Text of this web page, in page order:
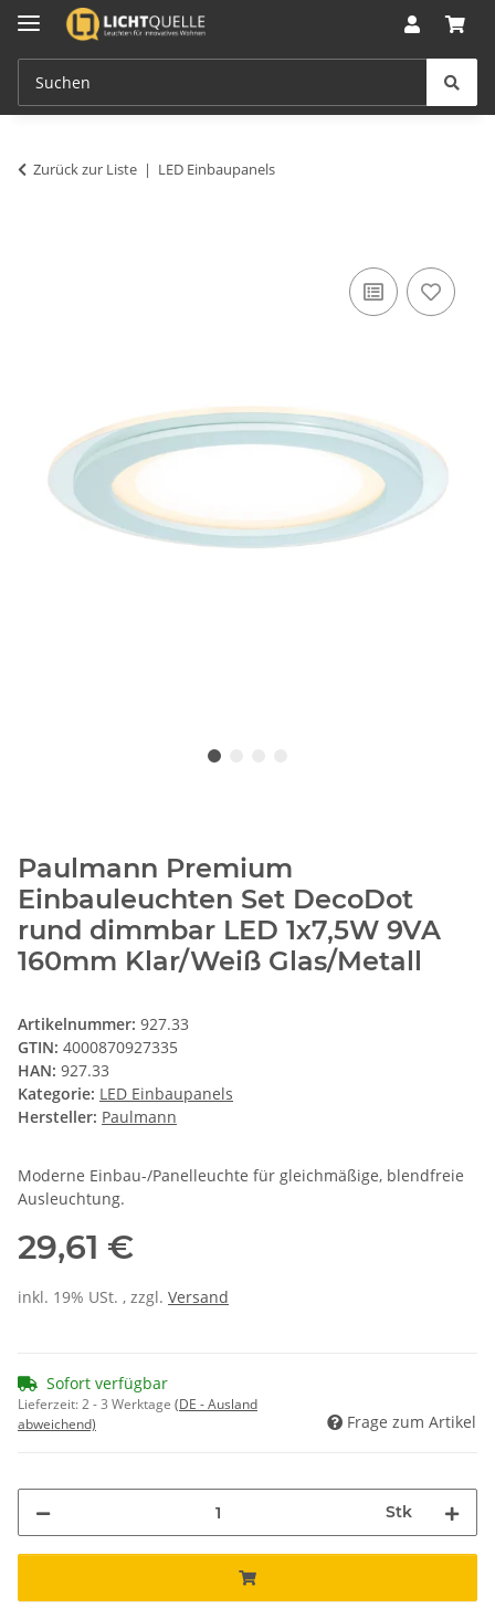
Zurück zur Liste LED Einbaupanels
Paulmann Premium
Einbauleuchten Set DecoDot
rund dimmbar LED 1x7,5W 9VA
160mm Klar/Weiß Glas/Metall
Artikelnummer: 927.33
GTIN: 4000870927335
HAN: 927.33
Kategorie: LED Einbaupanels
Hersteller: Paulmann
Moderne Einbau-/Panelleuchte für gleichmäßige, blendfreie
Ausleuchtung.
29,61 €
inkl. 19% USt. , zzgl. Versand
Sofort verfügbar
Lieferzeit:2 - 3 Werktage (DE - Ausland
abweichend)
Frage zum Artikel
Stk